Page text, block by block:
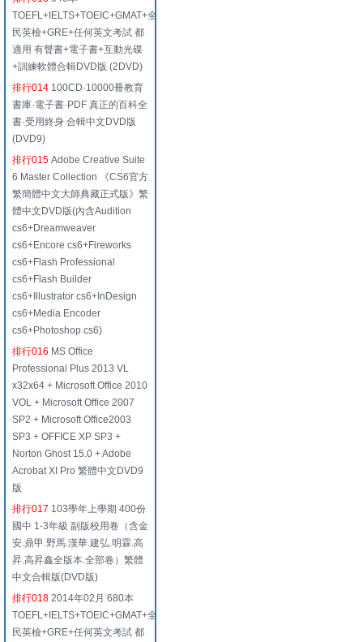
TOEFL+IELTS+TOEIC+GMAT+全
民英檢+GRE+任何英文考試 都
適用 有聲書+電子書+互動光碟
+訓練軟體合輯DVD版 (2DVD)
排行014 100CD·10000冊教育
書庫·電子書·PDF 真正的百科全
書·受用終身 合輯中文DVD版
(DVD9)
排行015 Adobe Creative Suite
6 Master Collection 《CS6官方
繁簡體中文大師典藏正式版》繁
體中文DVD版(內含Audition
cs6+Dreamweaver
cs6+Encore cs6+Fireworks
cs6+Flash Professional
cs6+Flash Builder
cs6+Illustrator cs6+InDesign
cs6+Media Encoder
cs6+Photoshop cs6)
排行016 MS Office
Professional Plus 2013 VL
x32x64 + Microsoft Office 2010
VOL + Microsoft Office 2007
SP2 + Microsoft Office2003
SP3 + OFFICE XP SP3 +
Norton Ghost 15.0 + Adobe
Acrobat XI Pro 繁體中文DVD9
版
排行017 103學年上學期 400份
國中 1-3年級 副版校用卷（含金
安.鼎甲.野馬.漢華.建弘.明霖.高
昇.高昇鑫全版本.全部卷）繁體
中文合輯版(DVD版)
排行018 2014年02月 680本
TOEFL+IELTS+TOEIC+GMAT+全
民英檢+GRE+任何英文考試 都